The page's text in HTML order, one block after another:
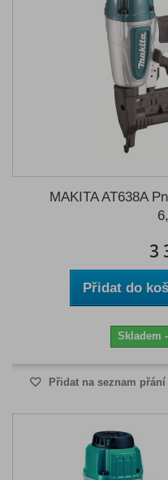
MAKITA AT638A
3
Přidat do
Skladem
Přidat na seznam přání